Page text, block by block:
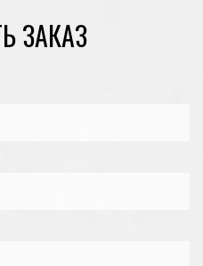
ЗАКАЗ